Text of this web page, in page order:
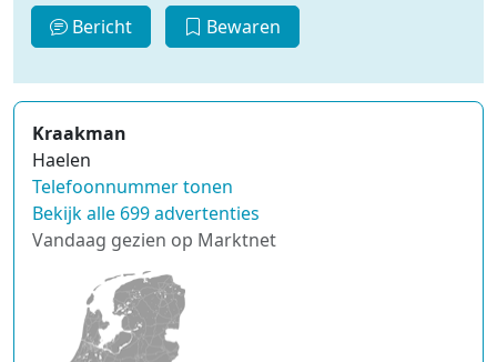
Bericht Bewaren
Kraakman
Haelen
Telefoonnummer tonen
Bekijk alle 699 advertenties
Vandaag gezien op Marktnet